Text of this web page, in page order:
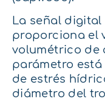
La señal
proporciona el
volumétrico de
parámetro
de estrés
diámetro del